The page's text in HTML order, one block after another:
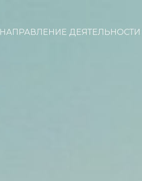
НАПРАВЛЕНИЕ ДЕЯТЕЛЬНОСТИ